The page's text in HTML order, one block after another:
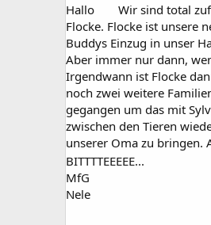
Hallo
Wir sind total
Flocke. Flocke ist unsere
Buddys Einzug in unser
Aber immer nur dann,
Irgendwann ist Flocke
noch zwei weitere
gegangen um das mit
zwischen den Tieren
unserer Oma zu bringen.
BITTTTEEEEE...
MfG
Nele